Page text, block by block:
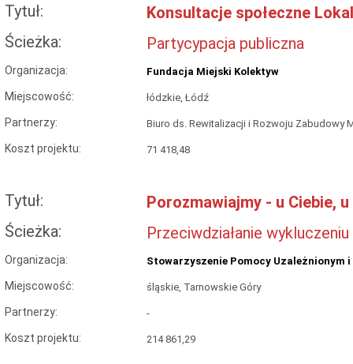
Tytuł:
Konsultacje społeczne
Ścieżka:
Partycypacja publiczna
Organizacja: Fundacja Miejski Kolektyw
Miejscowość: łódzkie, Łódź
Partnerzy: Biuro ds. Rewitalizacji i Rozwoju Zabudowy
Koszt projektu: 71 418,48
Tytuł:
Porozmawiajmy - u Ciebie,
Ścieżka:
Przeciwdziałanie wykluczeniu
Organizacja: Stowarzyszenie Pomocy Uzależnionym
Miejscowość: śląskie, Tarnowskie Góry
Partnerzy: -
Koszt projektu: 214 861,29